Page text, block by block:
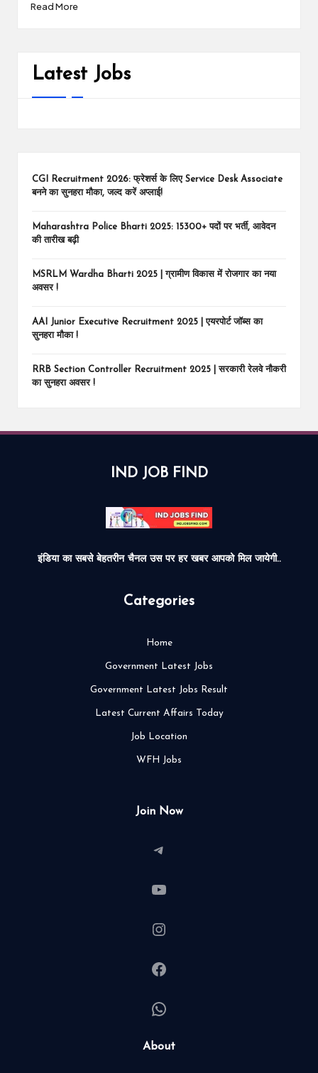
Read More
Latest Jobs
CGI Recruitment 2026: फ्रेशर्स के लिए Service Desk Associate
बनने का सुनहरा मौका, जल्द करें अप्लाई!
Maharashtra Police Bharti 2025: 15300+ पदों पर भर्ती, आवेदन
की तारीख बढ़ी
MSRLM Wardha Bharti 2025 | ग्रामीण विकास में रोजगार का नया
अवसर !
AAI Junior Executive Recruitment 2025 | एयरपोर्ट जॉब्स का
सुनहरा मौका !
RRB Section Controller Recruitment 2025 | सरकारी रेलवे नौकरी
का सुनहरा अवसर !
IND JOB FIND
इंडिया का सबसे बेहतरीन चैनल उस पर हर खबर आपको मिल जायेगी..
Categories
Home
Government Latest Jobs
Government Latest Jobs Result
Latest Current Affairs Today
Job Location
WFH Jobs
Join Now
Telegram
YouTube
Instagram
Facebook
WhatsApp
About